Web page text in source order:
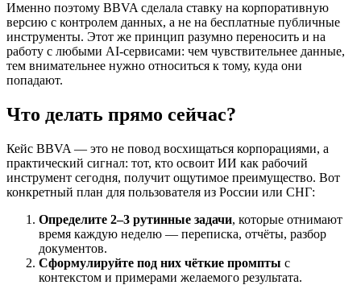
Именно поэтому BBVA сделала ставку на корпоративную
версию с контролем данных, а не на бесплатные публичные
инструменты. Этот же принцип разумно переносить и на
работу с любыми AI-сервисами: чем чувствительнее данные,
тем внимательнее нужно относиться к тому, куда они
попадают.
Что делать прямо сейчас?
Кейс BBVA — это не повод восхищаться корпорациями, а
практический сигнал: тот, кто освоит ИИ как рабочий
инструмент сегодня, получит ощутимое преимущество. Вот
конкретный план для пользователя из России или СНГ:
Определите 2–3 рутинные задачи, которые отнимают
время каждую неделю — переписка, отчёты, разбор
документов.
Сформулируйте под них чёткие промпты с
контекстом и примерами желаемого результата.